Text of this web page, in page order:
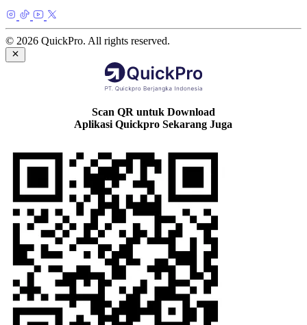
© 2026 QuickPro. All rights reserved.
Scan QR untuk Download
Aplikasi Quickpro Sekarang Juga